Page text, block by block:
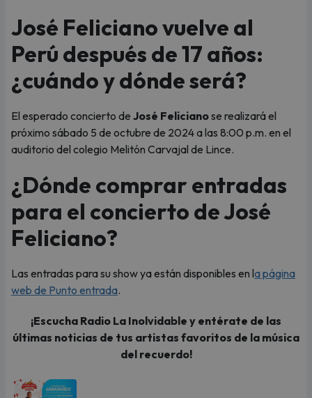
José Feliciano vuelve al
Perú después de 17 años:
¿cuándo y dónde será?
El esperado concierto de José Felicianose realizará el
próximo sábado 5 de octubre de 2024 a las 8:00 p.m. en el
auditorio del colegio Melitón Carvajal de Lince.
¿Dónde comprar entradas
para el concierto de José
Feliciano?
Las entradas para su show ya están disponibles en la página
web de Punto entrada.
¡Escucha Radio La Inolvidable y entérate de las
últimas noticias de tus artistas favoritos de la música
del recuerdo!